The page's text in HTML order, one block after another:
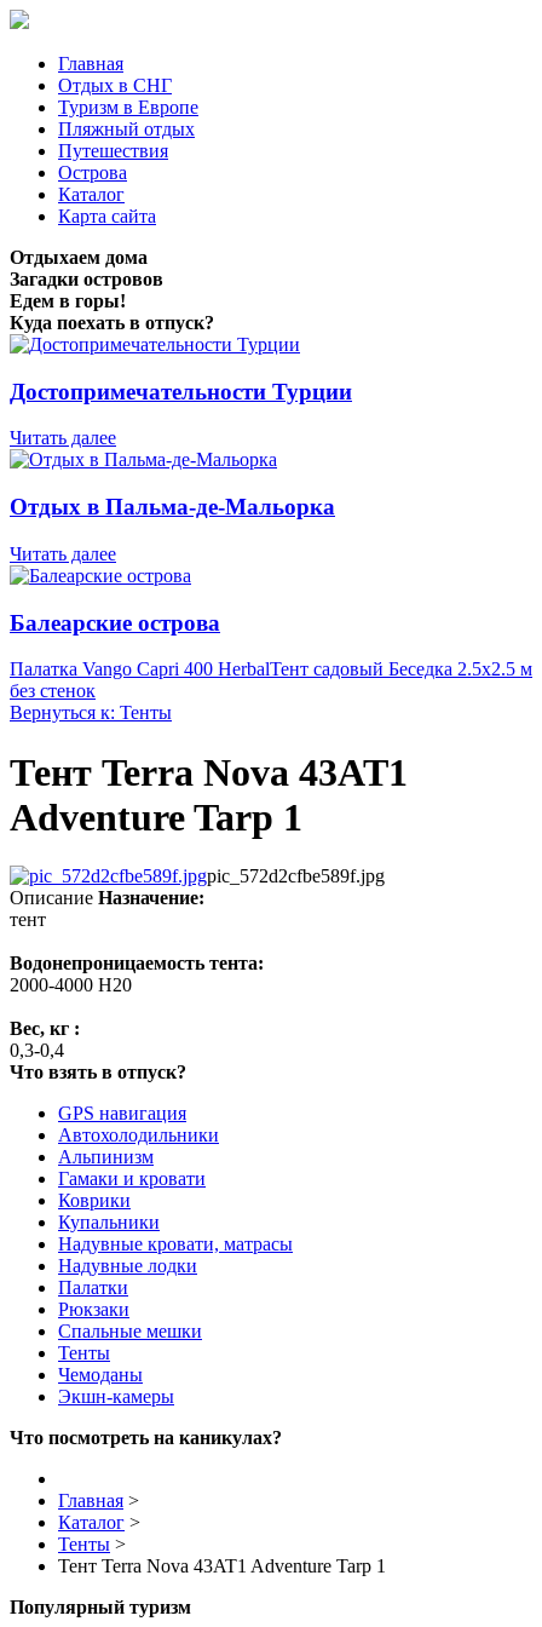
Главная
Отдых в СНГ
Туризм в Европе
Пляжный отдых
Путешествия
Острова
Каталог
Карта сайта
Отдыхаем дома
Загадки островов
Едем в горы!
Куда поехать в отпуск?
Достопримечательности Турции
Читать далее
Отдых в Пальма-де-Мальорка
Читать далее
Балеарские острова
Палатка Vango Capri 400 HerbalТент садовый Беседка 2.5х2.5 м
без стенок
Вернуться к: Тенты
Тент Terra Nova 43AT1
Adventure Tarp 1
pic_572d2cfbe589f.jpg
Описание Назначение:
тент
Водонепроницаемость тента:
2000-4000 H20
Вес, кг :
0,3-0,4
Что взять в отпуск?
GPS навигация
Автохолодильники
Альпинизм
Гамаки и кровати
Коврики
Купальники
Надувные кровати, матрасы
Надувные лодки
Палатки
Рюкзаки
Спальные мешки
Тенты
Чемоданы
Экшн-камеры
Что посмотреть на каникулах?
Главная >
Каталог >
Тенты >
Тент Terra Nova 43AT1 Adventure Tarp 1
Популярный туризм